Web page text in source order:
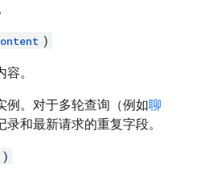
)
。
例。对于多轮查询（例如聊
和最新请求的重复字段。
)